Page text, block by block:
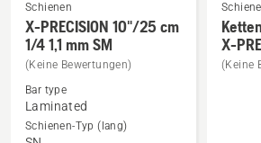
Mehr
Details
zu
PRECISION
10"/25
Schienen
X-PRECISION 10"/25 cm
1/4 1,1 mm SM
(Keine Bewertungen)
Bar type
Laminated
Schienen-Typ (lang)
Mehr
Details
zu
X-
(Keine